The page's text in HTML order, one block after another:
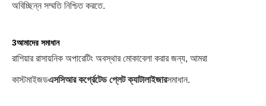
অবিচ্ছিন্ন সম্মতি নিশ্চিত করতে.
3আমাদের সমাধান
রাশিয়ার রাসায়নিক অপারেটিং অবস্থার মোকাবেলা করার জন্য, আমরা
কাস্টমাইজডএসসিআর কর্গ্রেটেড প্লেট ক্যাটালাইজারসমাধান.